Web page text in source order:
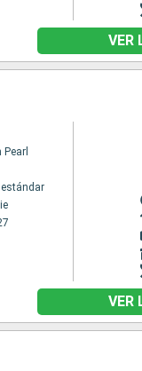
VER
Pearl
VER